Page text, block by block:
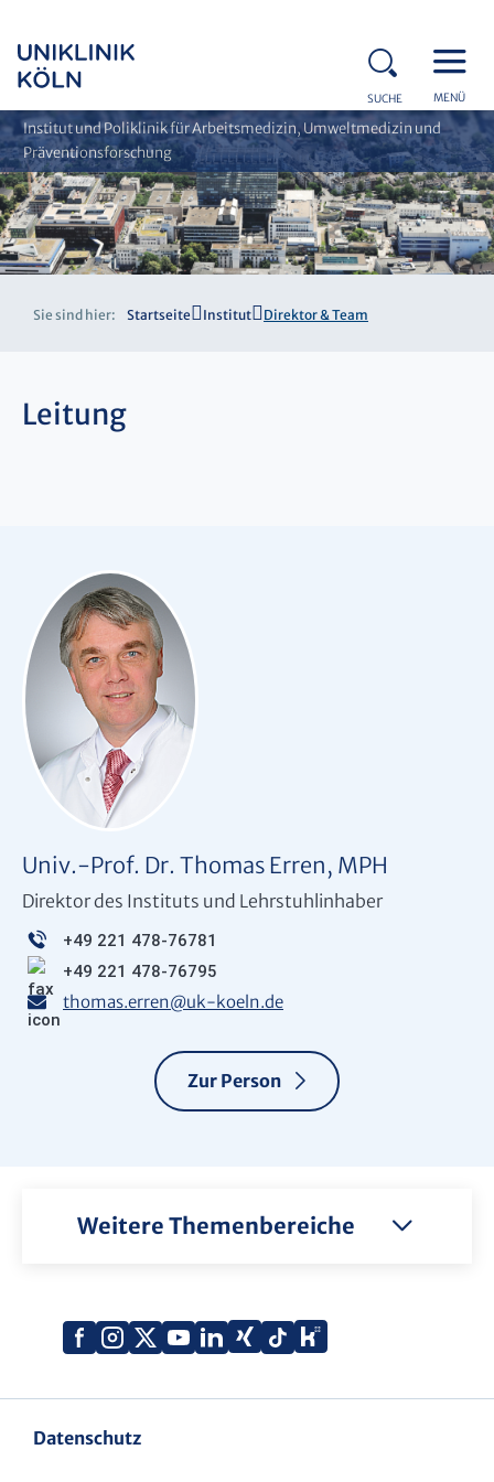
SUCHE MENÜ
Institut und Poliklinik für Arbeitsmedizin, Umweltmedizin und
Präventionsforschung
Sie sind hier: Startseite Institut Direktor & Team
Leitung
Univ.-Prof. Dr. Thomas Erren, MPH
Direktor des Instituts und Lehrstuhlinhaber
+49 221 478-76781
+49 221 478-76795
thomas.erren@uk-koeln.de
Zur Person
Weitere Themenbereiche
Facebook
Instagram
X
YouTube
LinkedIn
Xing TiktokKununu
Datenschutz